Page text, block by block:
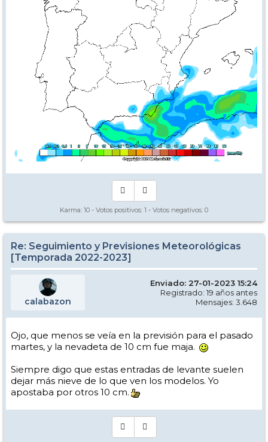
Karma: 10 - Votos positivos: 1 - Votos negativos: 0
Re: Seguimiento y Previsiones Meteorológicas
[Temporada 2022-2023]
calabazon
Enviado: 27-01-2023 15:24
Registrado: 19 años antes
Mensajes: 3.648
Ojo, que menos se veía en la previsión para el pasado
martes, y la nevadeta de 10 cm fue maja.
Siempre digo que estas entradas de levante suelen
dejar más nieve de lo que ven los modelos. Yo
apostaba por otros 10 cm.